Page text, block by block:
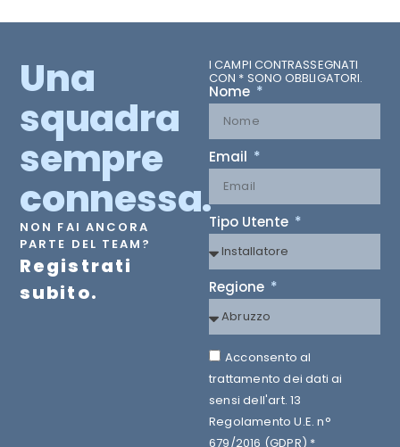
Una
squadra
sempre
connessa.
NON FAI ANCORA
PARTE DEL TEAM?
Registrati
subito.
I CAMPI CONTRASSEGNATI
CON * SONO OBBLIGATORI.
Nome
Email
Tipo Utente
Regione
Acconsento al
trattamento dei dati ai
sensi dell'art. 13
Regolamento U.E. n°
679/2016 (GDPR) *